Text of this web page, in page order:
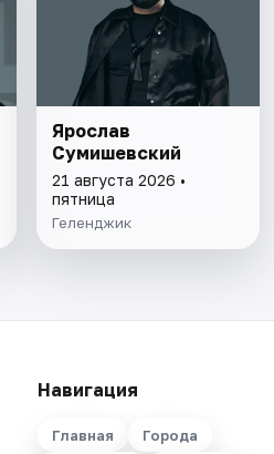
Ярослав
Сумишевский
21 августа 2026 •
пятница
Геленджик
Навигация
Главная
Города